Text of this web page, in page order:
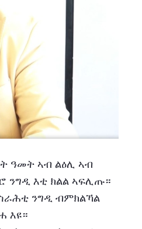
ዓመት ኣብ ልዕሊ ኣብ
ንግዲ እቲ ክልል ኣፍሊጡ።
እዩ።